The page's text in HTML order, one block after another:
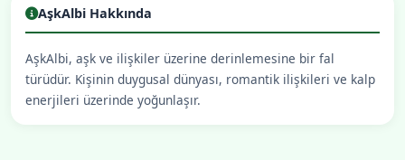
AşkAlbi Hakkında
AşkAlbi, aşk ve ilişkiler üzerine derinlemesine bir fal
türüdür. Kişinin duygusal dünyası, romantik ilişkileri ve kalp
enerjileri üzerinde yoğunlaşır.